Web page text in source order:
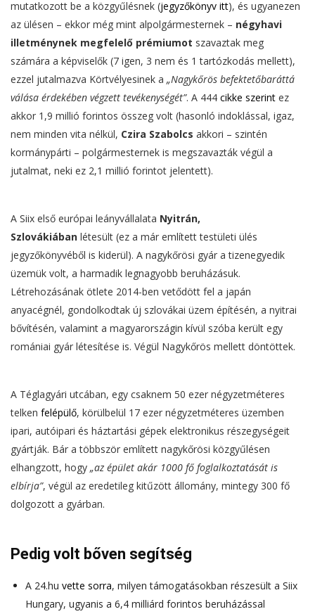
mutatkozott be a közgyűlésnek (jegyzőkönyv itt), és ugyanezen
az ülésen – ekkor még mint alpolgármesternek – négyhavi
illetménynek megfelelő prémiumot szavaztak meg
számára a képviselők (7 igen, 3 nem és 1 tartózkodás mellett),
ezzel jutalmazva Körtvélyesinek a „Nagykőrös befektetőbaráttá
válása érdekében végzett tevékenységét”. A 444 cikke szerint ez
akkor 1,9 millió forintos összeg volt (hasonló indoklással, igaz,
nem minden vita nélkül, Czira Szabolcs akkori – szintén
kormánypárti – polgármesternek is megszavazták végül a
jutalmat, neki ez 2,1 millió forintot jelentett).
A Siix első európai leányvállalata Nyitrán,
Szlovákiában létesült (ez a már említett testületi ülés
jegyzőkönyvéből is kiderül). A nagykőrösi gyár a tizenegyedik
üzemük volt, a harmadik legnagyobb beruházásuk.
Létrehozásának ötlete 2014-ben vetődött fel a japán
anyacégnél, gondolkodtak új szlovákai üzem építésén, a nyitrai
bővítésén, valamint a magyarországin kívül szóba került egy
romániai gyár létesítése is. Végül Nagykőrös mellett döntöttek.
A Téglagyári utcában, egy csaknem 50 ezer négyzetméteres
telken felépülő, körülbelül 17 ezer négyzetméteres üzemben
ipari, autóipari és háztartási gépek elektronikus részegységeit
gyártják. Bár a többször említett nagykőrösi közgyűlésen
elhangzott, hogy „az épület akár 1000 fő foglalkoztatását is
elbírja”, végül az eredetileg kitűzött állomány, mintegy 300 fő
dolgozott a gyárban.
Pedig volt bőven segítség
A 24.hu vette sorra, milyen támogatásokban részesült a Siix
Hungary, ugyanis a 6,4 milliárd forintos beruházással